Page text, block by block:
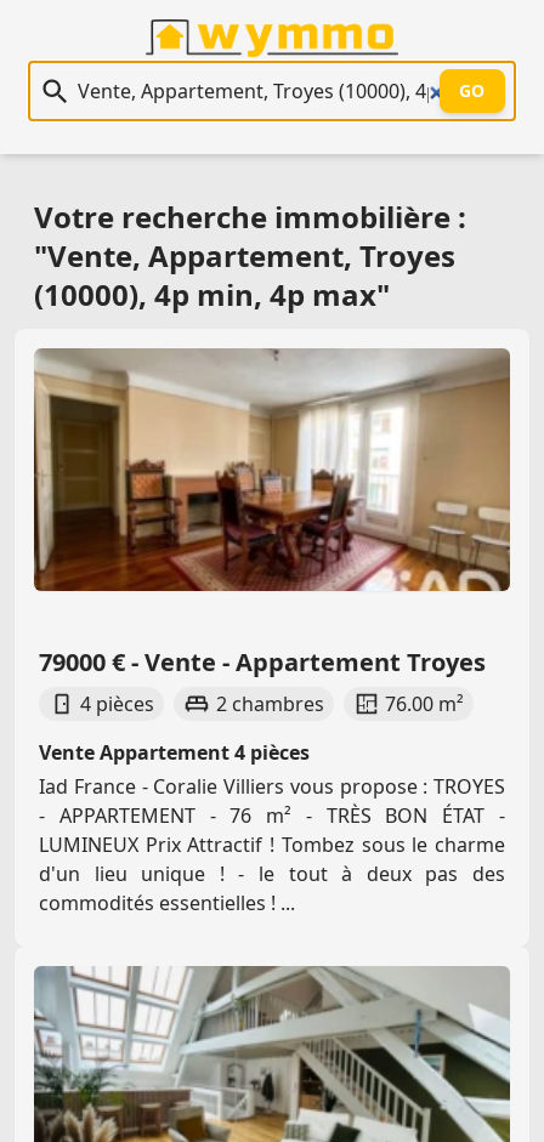
Recherche immobilière
GO
Votre recherche immobilière :
"Vente, Appartement, Troyes
(10000), 4p min, 4p max"
79000 € - Vente - Appartement Troyes
4 pièces 2 chambres
76.00 m²
Vente Appartement 4 pièces
Iad France - Coralie Villiers vous propose : TROYES
- APPARTEMENT - 76 m² - TRÈS BON ÉTAT -
LUMINEUX Prix Attractif ! Tombez sous le charme
d'un lieu unique ! - le tout à deux pas des
commodités essentielles ! ...